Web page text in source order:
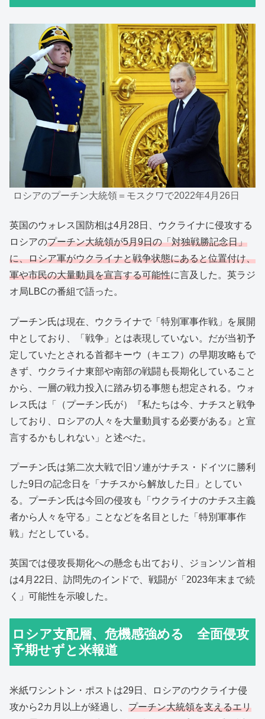
ロシアのプーチン大統領＝モスクワで2022年4月26日
英国のウォレス国防相は4月28日、ウクライナに侵攻する
ロシアのプーチン大統領が5月9日の「対独戦勝記念日」
に、ロシア軍がウクライナと戦争状態にあると位置付け、
軍や市民の大量動員を宣言する可能性に言及した。英ラジ
オ局LBCの番組で語った。
プーチン氏は現在、ウクライナで「特別軍事作戦」を展開
中としており、「戦争」とは表現していない。だが当初予
定していたとされる首都キーウ（キエフ）の早期攻略もで
きず、ウクライナ東部や南部の戦闘も長期化していること
から、一層の戦力投入に踏み切る事態も想定される。ウォ
レス氏は「（プーチン氏が）『私たちは今、ナチスと戦争
しており、ロシアの人々を大量動員する必要がある』と宣
言するかもしれない」と述べた。
プーチン氏は第二次大戦で旧ソ連がナチス・ドイツに勝利
した9日の記念日を「ナチスから解放した日」としてい
る。プーチン氏は今回の侵攻も「ウクライナのナチス主義
者から人々を守る」ことなどを名目とした「特別軍事作
戦」だとしている。
英国では侵攻長期化への懸念も出ており、ジョンソン首相
は4月22日、訪問先のインドで、戦闘が「2023年末まで続
く」可能性を示唆した。
ロシア支配層、危機感強める 全面侵攻
予期せずと米報道
米紙ワシントン・ポストは29日、ロシアのウクライナ侵
攻から2カ月以上が経過し、 プーチン大統領を支えるエリ